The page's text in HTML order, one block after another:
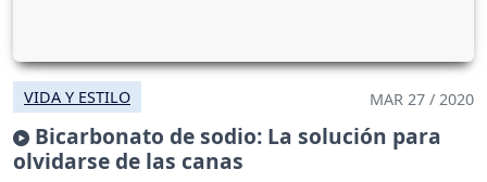
VIDA Y ESTILO MAR 27 / 2020
Bicarbonato de sodio: La solución para
olvidarse de las canas